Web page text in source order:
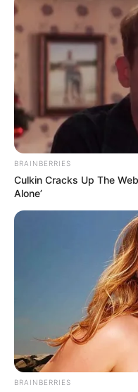
ΣΠΑΜΕ ΤΟ ΜΑΤΡΙΞ –
BRAINBERRIES
Culkin Cracks Up The
Alone’
BRAINBERRIES